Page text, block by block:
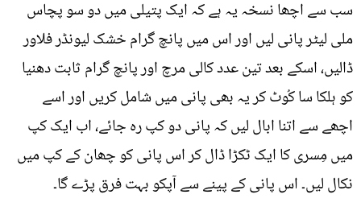
سب سے اچھا نسخہ یہ ہے کہ ایک پتیلی میں دو سو پچاس
ملی لیٹر پانی لیں اور اس میں پانچ گرام خشک لیونڈر فلاور
ڈالیں، اسکے بعد تین عدد کالی مرچ اور پانچ گرام ثابت دھنیا
کو ہلکا سا کُوٹ کر یہ بھی پانی میں شامل کریں اور اسے
اچھے سے اتنا ابال لیں کہ پانی دو کپ رہ جائے، اب ایک کپ
میں مِسری کا ایک ٹکڑا ڈال کر اس پانی کو چھان کے کپ میں
نکال لیں۔ اس پانی کے پینے سے آپکو بہت فرق پڑے گا۔